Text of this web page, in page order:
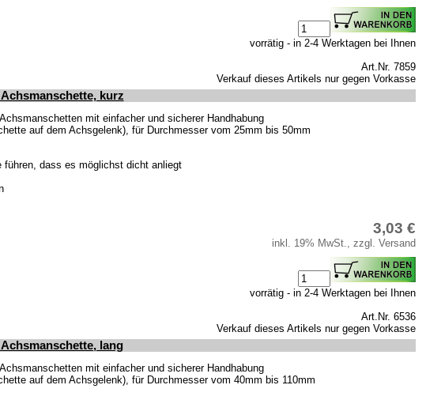
vorrätig - in 2-4 Werktagen bei Ihnen
Art.Nr. 7859
Verkauf dieses Artikels nur gegen Vorkasse
kurz
mit einfacher und sicherer Handhabung
auf dem Achsgelenk), für Durchmesser vom 25mm bis 50mm
dass es möglichst dicht anliegt
3,03 €
inkl. 19% MwSt., zzgl. Versand
vorrätig - in 2-4 Werktagen bei Ihnen
Art.Nr. 6536
Verkauf dieses Artikels nur gegen Vorkasse
lang
mit einfacher und sicherer Handhabung
auf dem Achsgelenk), für Durchmesser vom 40mm bis 110mm